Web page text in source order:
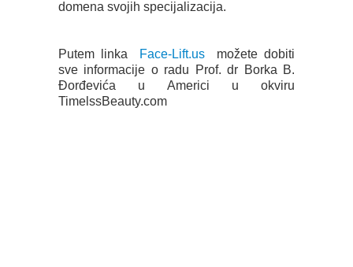
domena svojih specijalizacija.
Putem linka Face-Lift.us možete dobiti
sve informacije o radu Prof. dr Borka B.
Đorđevića u Americi u okviru
TimelssBeauty.com